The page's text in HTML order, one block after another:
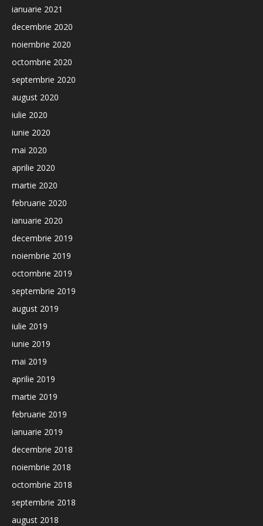
ianuarie 2021
decembrie 2020
noiembrie 2020
octombrie 2020
septembrie 2020
august 2020
iulie 2020
iunie 2020
mai 2020
aprilie 2020
martie 2020
februarie 2020
ianuarie 2020
decembrie 2019
noiembrie 2019
octombrie 2019
septembrie 2019
august 2019
iulie 2019
iunie 2019
mai 2019
aprilie 2019
martie 2019
februarie 2019
ianuarie 2019
decembrie 2018
noiembrie 2018
octombrie 2018
septembrie 2018
august 2018